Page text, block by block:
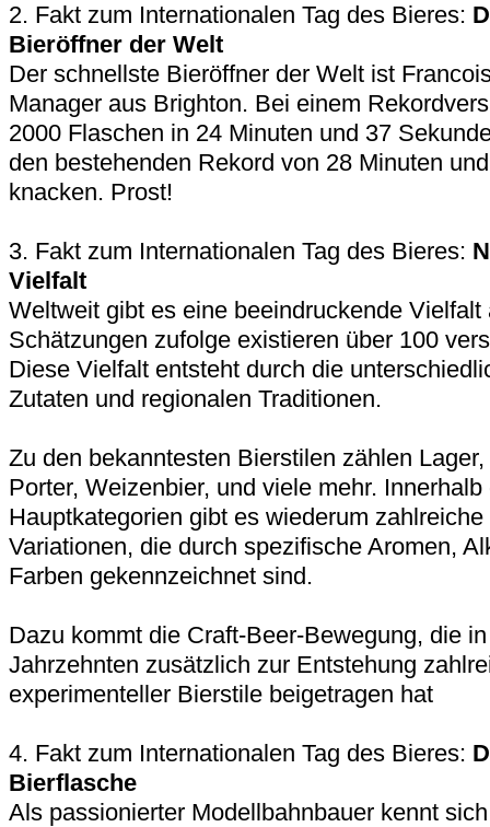
2. Fakt zum Internationalen Tag des Bieres:
Bieröffner der Welt
Der schnellste Bieröffner der Welt ist
Manager aus Brighton. Bei einem
2000 Flaschen in 24 Minuten und 37
den bestehenden Rekord von 28 Minuten
knacken. Prost!
3. Fakt zum Internationalen Tag des Bieres:
Vielfalt
Weltweit gibt es eine beeindruckende Vielfalt
Schätzungen zufolge existieren über 100
Diese Vielfalt entsteht durch die
Zutaten und regionalen Traditionen.
Zu den bekanntesten Bierstilen zählen
Porter, Weizenbier, und viele mehr. Innerhalb
Hauptkategorien gibt es wiederum
Variationen, die durch spezifische Aromen,
Farben gekennzeichnet sind.
Dazu kommt die Craft-Beer-Bewegung, die
Jahrzehnten zusätzlich zur Entstehung
experimenteller Bierstile beigetragen hat
4. Fakt zum Internationalen Tag des Bieres:
Bierflasche
Als passionierter Modellbahnbauer kennt